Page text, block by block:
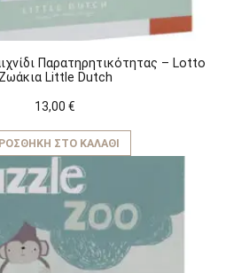
Παρατηρητικότητας – Lotto
Ζωάκια Little Dutch
13,00 €
ΣΤΟ ΚΑΛΆΘΙ